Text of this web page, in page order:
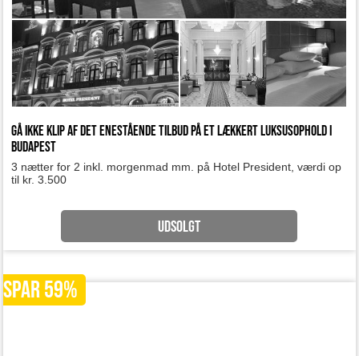
Gå ikke klip af det enestående tilbud på et lækkert luksusophold i
Budapest
3 nætter for 2 inkl. morgenmad mm. på Hotel President, værdi op
til kr. 3.500
UDSOLGT
SPAR 59%